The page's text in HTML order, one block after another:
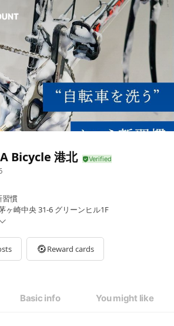
Bicycle 港北
習慣
ヶ崎中央 31-6 グリーンヒル1F
Reward cards
Basic info You might like